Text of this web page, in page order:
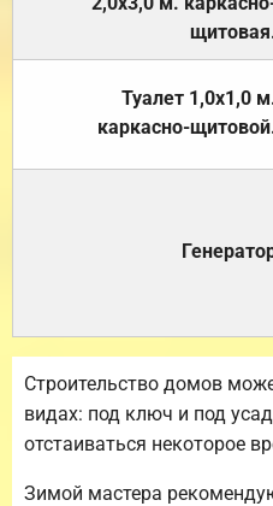
Туалет 1,0х1,0
каркасно-
Строительство домов
видах: под ключ и под
отстаиваться некоторое
Зимой мастера